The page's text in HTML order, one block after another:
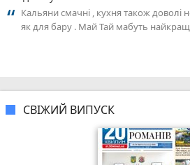
Кальяни смачні , кухня також доволі
як для бару . Май Тай мабуть
СВІЖИЙ ВИПУСК